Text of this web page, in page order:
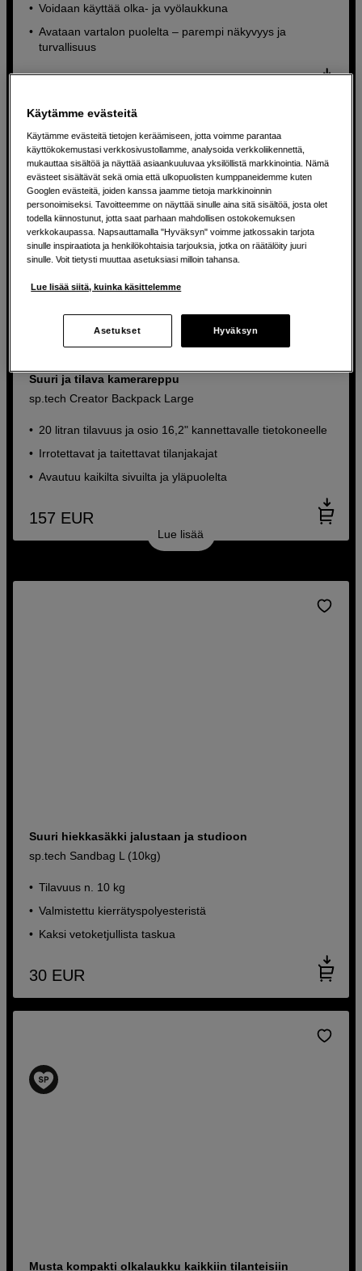
Voidaan käyttää olka- ja vyölaukkuna
Avataan vartalon puolelta – parempi näkyvyys ja
turvallisuus
Suuri ja tilava kamerareppu
sp.tech Creator Backpack Large
20 litran tilavuus ja osio 16,2" kannettavalle tietokoneelle
Irrotettavat ja taitettavat tilanjakajat
Avautuu kaikilta sivuilta ja yläpuolelta
157 EUR
Lue lisää
Suuri hiekkasäkki jalustaan ja studioon
sp.tech Sandbag L (10kg)
Tilavuus n. 10 kg
Valmistettu kierrätyspolyesteristä
Kaksi vetoketjullista taskua
30 EUR
Musta kompakti olkalaukku kaikkiin tilanteisiin
Käytämme evästeitä
Käytämme evästeitä tietojen keräämiseen, jotta voimme parantaa
käyttökokemustasi verkkosivustollamme, analysoida verkkoliikennettä,
mukauttaa sisältöä ja näyttää asiaankuuluvaa yksilöllistä markkinointia. Nämä
evästeet sisältävät sekä omia että ulkopuolisten kumppaneidemme kuten
Googlen evästeitä, joiden kanssa jaamme tietoja markkinoinnin
personoimiseksi. Tavoitteemme on näyttää sinulle aina sitä sisältöä, josta olet
todella kiinnostunut, jotta saat parhaan mahdollisen ostokokemuksen
verkkokaupassa. Napsauttamalla "Hyväksyn" voimme jatkossakin tarjota
sinulle inspiraatiota ja henkilökohtaisia tarjouksia, jotka on räätälöity juuri
sinulle. Voit tietysti muuttaa asetuksiasi milloin tahansa.
Lue lisää siitä, kuinka käsittelemme
Asetukset Hyväksyn